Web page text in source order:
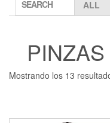
SEARCH
Mostrando los 13